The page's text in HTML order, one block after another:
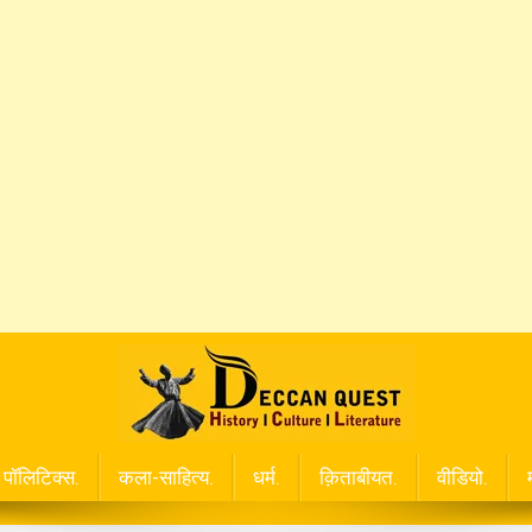
पॉलिटिक्स. कला-साहित्य. धर्म. क़िताबीयत. वीडियो.